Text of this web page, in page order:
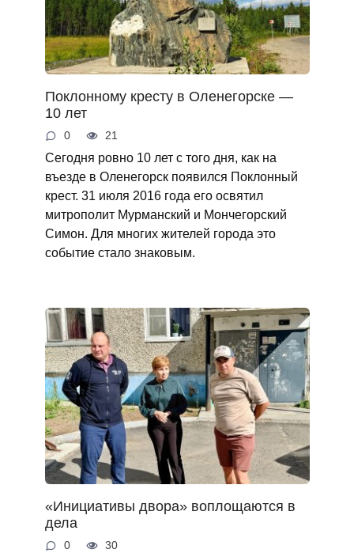
Поклонному кресту в Оленегорске —
10 лет
0 21
Сегодня ровно 10 лет с того дня, как на
въезде в Оленегорск появился Поклонный
крест. 31 июля 2016 года его освятил
митрополит Мурманский и Мончегорский
Симон. Для многих жителей города это
событие стало знаковым.
«Инициативы двора» воплощаются в
дела
0 30